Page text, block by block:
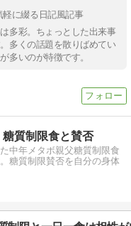
に綴る日記風記事
多彩。ちょっとした出来事
多くの話題を散りばめてい
多いのが特徴です。
質制限食と賛否
中年メタボ親父糖質制限食
糖質制限賛否を自分の身体